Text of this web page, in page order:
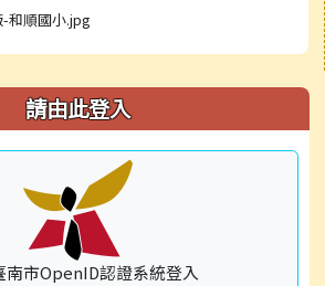
和順國小.jpg
請由此登入
南市OpenID認證系統登入